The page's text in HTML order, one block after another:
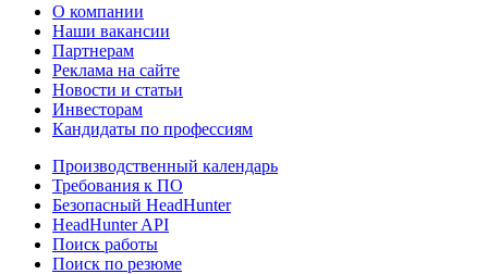
О компании
Наши вакансии
Партнерам
Реклама на сайте
Новости и статьи
Инвесторам
Кандидаты по профессиям
Производственный календарь
Требования к ПО
Безопасный HeadHunter
HeadHunter API
Поиск работы
Поиск по резюме